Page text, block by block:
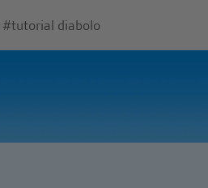
#tutorial diabolo